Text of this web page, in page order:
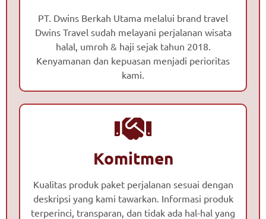
PT. Dwins Berkah Utama melalui brand travel
Dwins Travel sudah melayani perjalanan wisata
halal, umroh & haji sejak tahun 2018.
Kenyamanan dan kepuasan menjadi perioritas
kami.
Komitmen
Kualitas produk paket perjalanan sesuai dengan
deskripsi yang kami tawarkan. Informasi produk
terperinci, transparan, dan tidak ada hal-hal yang